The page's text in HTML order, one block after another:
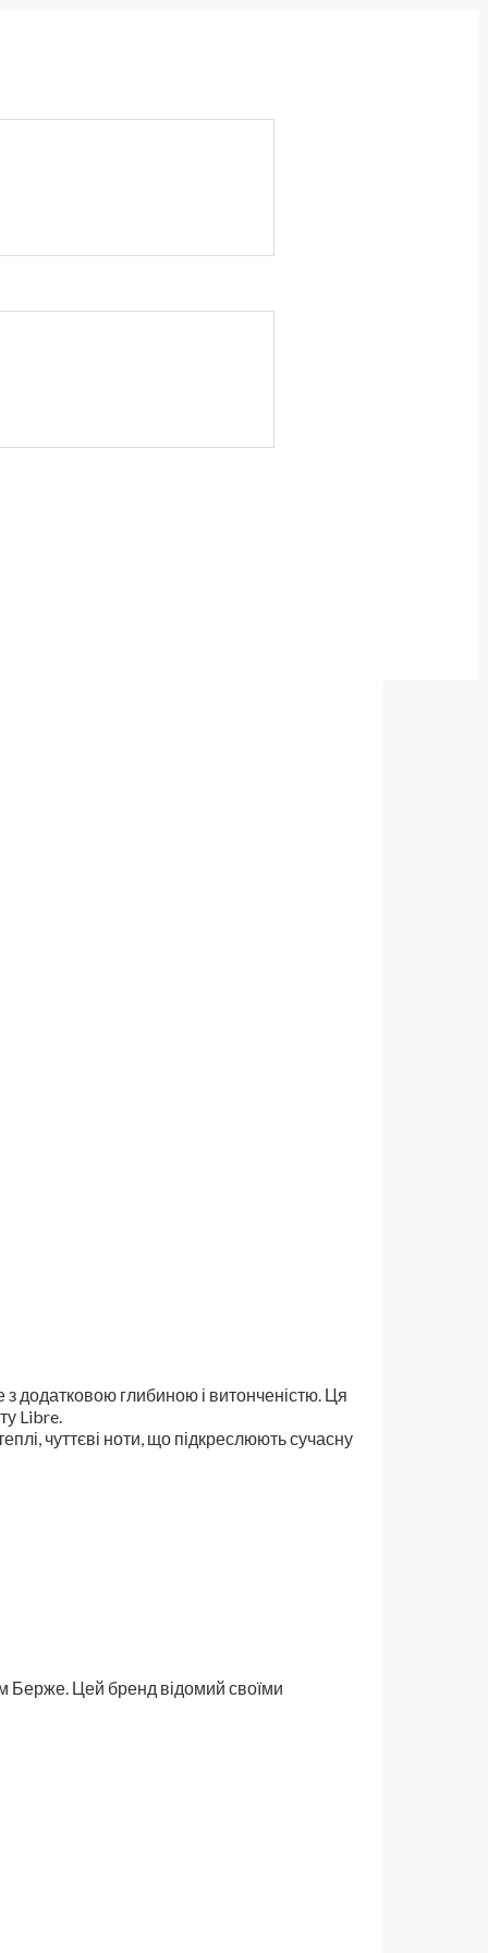
додатковою глибиною і витонченістю. Ця
Libre.
чуттєві ноти, що підкреслюють сучасну
Берже. Цей бренд відомий своїми